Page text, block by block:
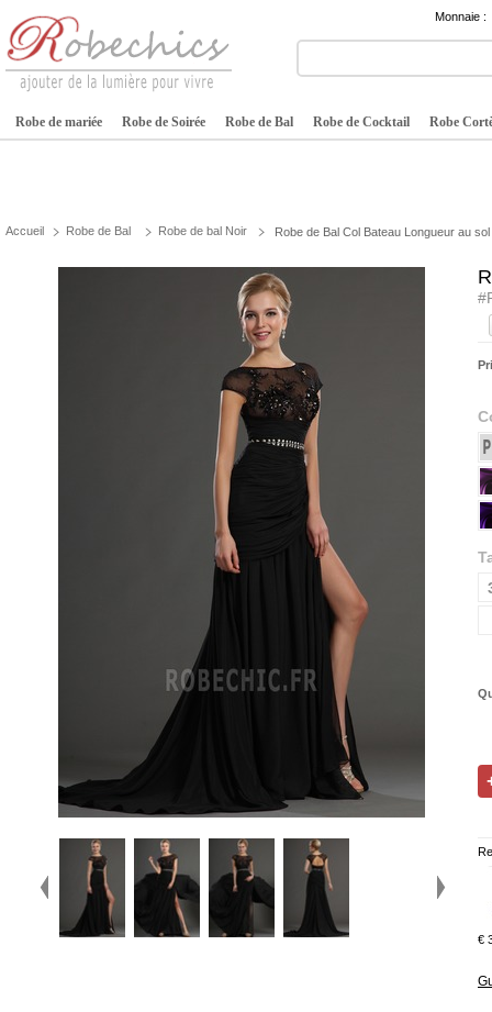
Monnaie :
Robe de mariée Robe de Soirée Robe de Bal Robe de Cocktail Robe
Accueil Robe de Bal Robe de bal Noir Robe de Bal Col Bateau Longueur au
€